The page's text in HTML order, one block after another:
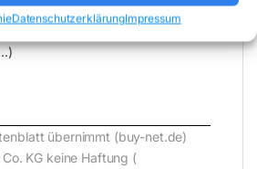
DatenschutzerklärungImpressum
(Wasserdicht,
übernimmt (buy-net.de)
KG keine Haftung (